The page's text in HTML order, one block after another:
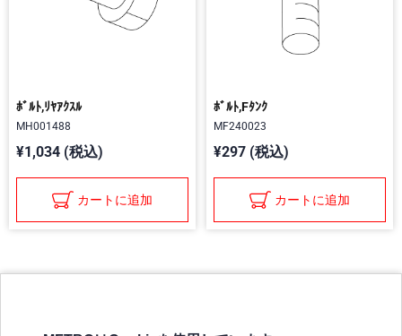
ﾎﾞﾙﾄ,ﾘﾔｱｸｽﾙ
MH001488
¥1,034 (税込)
カートに追加
ﾎﾞﾙﾄ,Fﾀﾝｸ
MF240023
¥297 (税込)
カートに追加